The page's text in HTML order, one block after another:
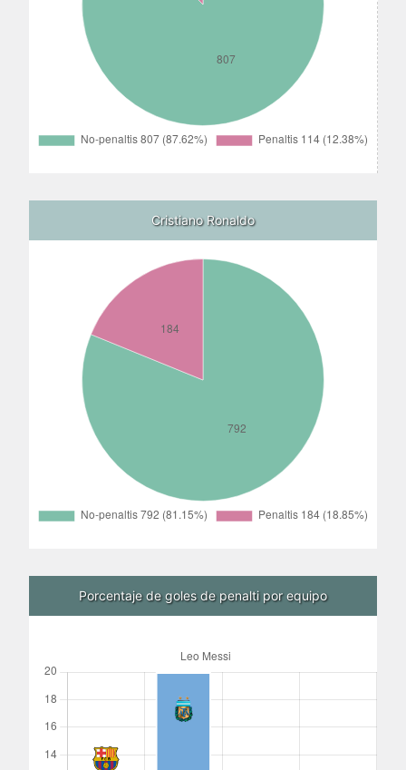
Cristiano Ronaldo
Porcentaje de goles de penalti por equipo